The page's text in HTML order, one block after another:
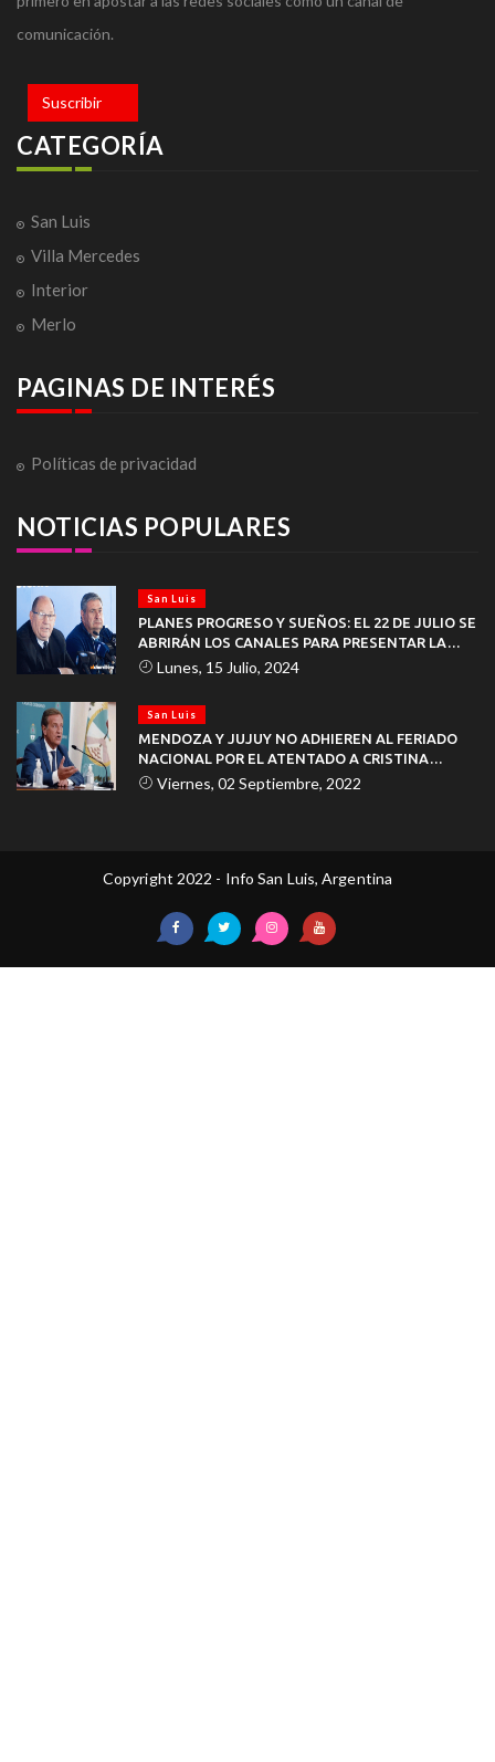
comunicación.
Suscribir
CATEGORÍA
San Luis
Villa Mercedes
Interior
Merlo
PAGINAS DE INTERÉS
Políticas de privacidad
NOTICIAS POPULARES
San Luis
PLANES PROGRESO Y SUEÑOS: EL 22 DE JULIO SE
ABRIRÁN LOS CANALES PARA PRESENTAR LA
DOCUMENTACIÓN
Lunes, 15 Julio, 2024
San Luis
MENDOZA Y JUJUY NO ADHIEREN AL FERIADO
NACIONAL POR EL ATENTADO A CRISTINA
KIRCHNER
Viernes, 02 Septiembre, 2022
Copyright 2022 - Info San Luis, Argentina